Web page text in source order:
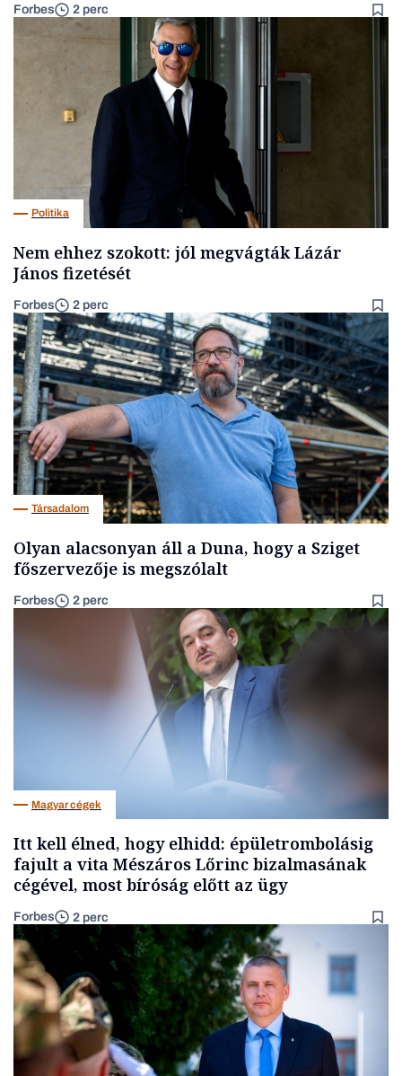
Forbes 2 perc
Politika
Nem ehhez szokott: jól megvágták Lázár
János fizetését
Forbes 2 perc
Társadalom
Olyan alacsonyan áll a Duna, hogy a Sziget
főszervezője is megszólalt
Forbes 2 perc
Magyar cégek
Itt kell élned, hogy elhidd: épületrombolásig
fajult a vita Mészáros Lőrinc bizalmasának
cégével, most bíróság előtt az ügy
Forbes 2 perc